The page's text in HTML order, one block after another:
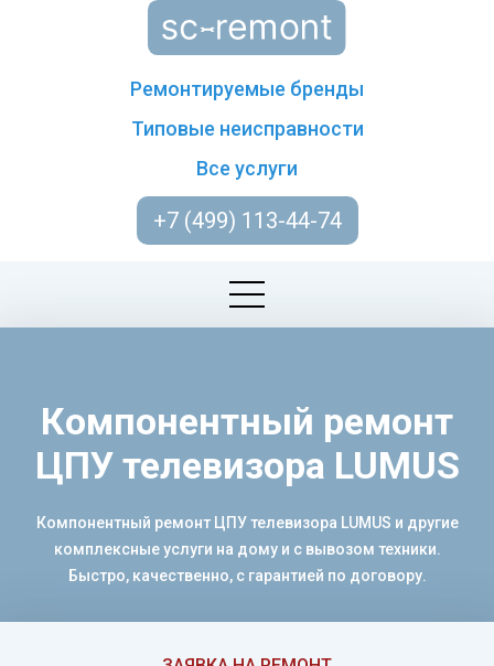
Ремонтируемые бренды
Типовые неисправности
Все услуги
+7 (499) 113-44-74
Компонентный ремонт
ЦПУ телевизора LUMUS
Компонентный ремонт ЦПУ телевизора LUMUS и другие
комплексные услуги на дому и с вывозом техники.
Быстро, качественно, с гарантией по договору.